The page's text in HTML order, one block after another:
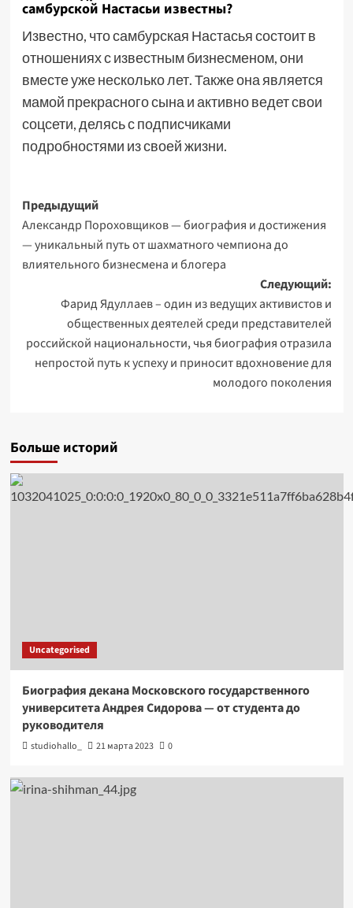
самбурской Настасьи известны?
Известно, что самбурская Настасья состоит в
отношениях с известным бизнесменом, они
вместе уже несколько лет. Также она является
мамой прекрасного сына и активно ведет свои
соцсети, делясь с подписчиками
подробностями из своей жизни.
Навигация
записи
Предыдущий
Александр Пороховщиков — биография и достижения
— уникальный путь от шахматного чемпиона до
влиятельного бизнесмена и блогера
Следующий:
Фарид Ядуллаев – один из ведущих активистов и
общественных деятелей среди представителей
российской национальности, чья биография отразила
непростой путь к успеху и приносит вдохновение для
молодого поколения
Больше историй
Uncategorised
Биография декана Московского государственного
университета Андрея Сидорова — от студента до
руководителя
studiohallo_ 21 марта 2023 0